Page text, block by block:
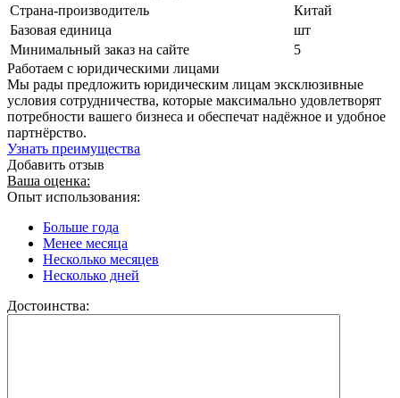
Страна-производитель
Китай
Базовая единица
шт
Минимальный заказ на сайте
5
Работаем с юридическими лицами
Мы рады предложить юридическим лицам эксклюзивные
условия сотрудничества, которые максимально удовлетворят
потребности вашего бизнеса и обеспечат надёжное и удобное
партнёрство.
Узнать преимущества
Добавить отзыв
Ваша оценка:
Опыт использования:
Больше года
Менее месяца
Несколько месяцев
Несколько дней
Достоинства: